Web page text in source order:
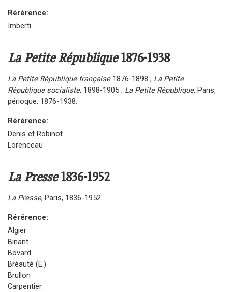
Rérérence:
Imberti
La Petite République1876-1938
La Petite République française1876-1898 ; La Petite
République socialiste, 1898-1905 ; La Petite République, Paris,
périoque, 1876-1938.
Rérérence:
Denis et Robinot
Lorenceau
La Presse1836-1952
La Presse, Paris, 1836-1952.
Rérérence:
Algier
Binant
Bovard
Bréauté (E.)
Brullon
Carpentier